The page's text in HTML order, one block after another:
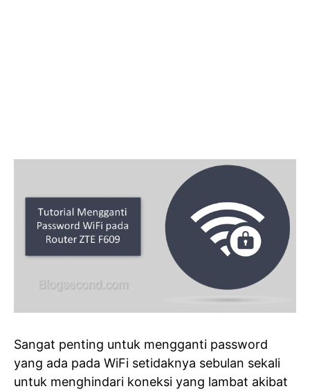
Sangat penting untuk mengganti password
yang ada pada WiFi setidaknya sebulan sekali
untuk menghindari koneksi yang lambat akibat